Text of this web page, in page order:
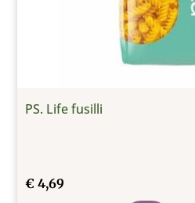
PS. Life fusilli
€ 4,69